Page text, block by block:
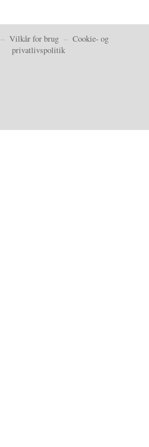
–Vilkår for brug –Cookie- og
privatlivspolitik